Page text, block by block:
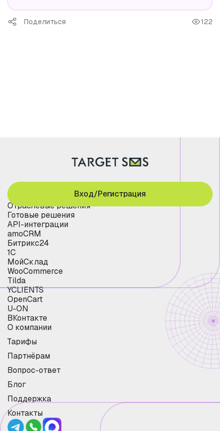
Поделиться 122
Отраслевые решения
Готовые решения
API-интеграции
amoCRM
Битрикс24
1С
МойСклад
WooCommerce
Tilda
YCLIENTS
OpenCart
U-ON
ВКонтакте
О компании
Тарифы
Партнёрам
Вопрос-ответ
Блог
Поддержка
Контакты
Вход/Регистрация